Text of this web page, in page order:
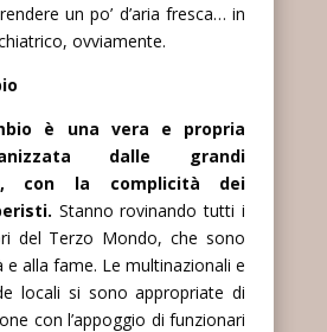
un po’ d’aria fresca… in
ovviamente.
è una vera e propria
dalle grandi
con la complicità dei
Stanno rovinando tutti i
del Terzo Mondo, che sono
alla fame. Le multinazionali e
locali si sono appropriate di
con l’appoggio di funzionari